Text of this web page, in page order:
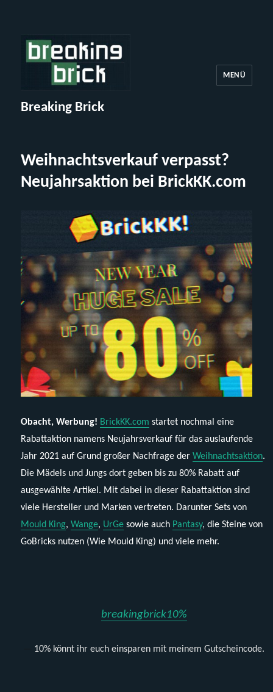
Breaking Brick
MENÜ
Weihnachtsverkauf verpasst?
Neujahrsaktion bei BrickKK.com
Obacht, Werbung! BrickKK.com startet nochmal eine
Rabattaktion namens Neujahrsverkauf für das auslaufende
Jahr 2021 auf Grund großer Nachfrage derWeihnachtsaktion.
Die Mädels und Jungs dort geben bis zu 80% Rabatt auf
ausgewählte Artikel. Mit dabei in dieser Rabattaktion sind
viele Hersteller und Marken vertreten. Darunter Sets von
Mould King,Wange, UrGe sowie auch Pantasy, die Steine von
GoBricks nutzen (Wie Mould King) und viele mehr.
breakingbrick10%
10% könnt ihr euch einsparen mit meinem Gutscheincode.